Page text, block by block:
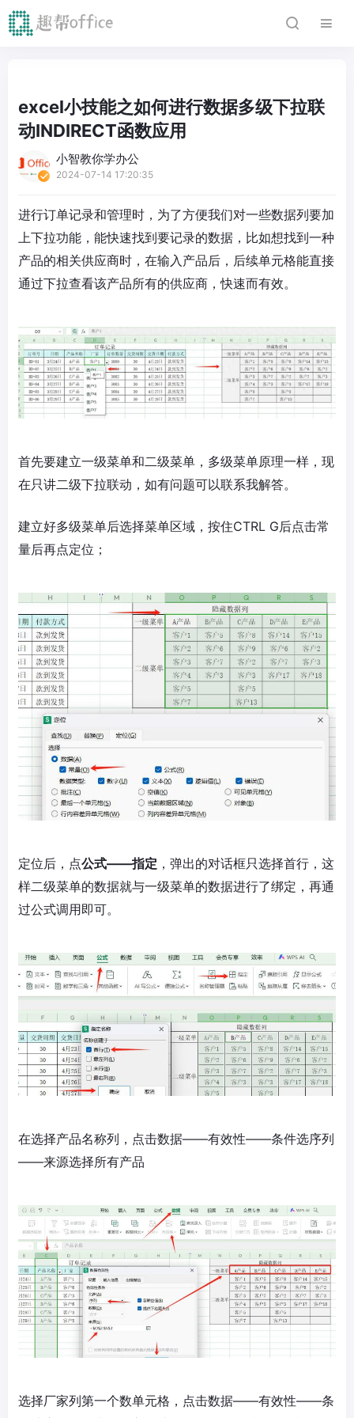
excel小技能之如何进行数据多级下拉联
动INDIRECT函数应用
小智教你学办公
2024-07-14 17:20:35
进行订单记录和管理时，为了方便我们对一些数据列要加
上下拉功能，能快速找到要记录的数据，比如想找到一种
产品的相关供应商时，在输入产品后，后续单元格能直接
通过下拉查看该产品所有的供应商，快速而有效。
首先要建立一级菜单和二级菜单，多级菜单原理一样，现
在只讲二级下拉联动，如有问题可以联系我解答。
建立好多级菜单后选择菜单区域，按住CTRL G后点击常
量后再点定位；
定位后，点公式——指定 ，弹出的对话框只选择首行，这
样二级菜单的数据就与一级菜单的数据进行了绑定，再通
过公式调用即可。
在选择产品名称列，点击数据——有效性——条件选序列
——来源选择所有产品
选择厂家列第一个数单元格，点击数据——有效性——条